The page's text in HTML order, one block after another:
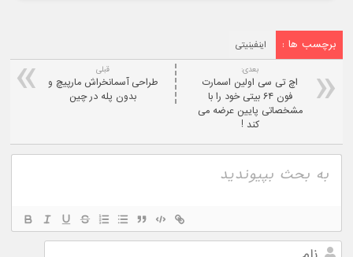
برچسب ها : اینفینیتی
قبلی
طراحی آسمانخراش مارپیچ و
بدون پله در چین
بعدی:
اچ تی سی اولین اسمارت
فون ۶۴ بیتی خود را با
مشخصاتی پایین عرضه می
کند !
نام